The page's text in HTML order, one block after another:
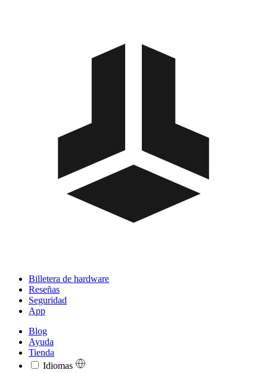
Billetera de hardware
Reseñas
Seguridad
App
Blog
Ayuda
Tienda
Idiomas